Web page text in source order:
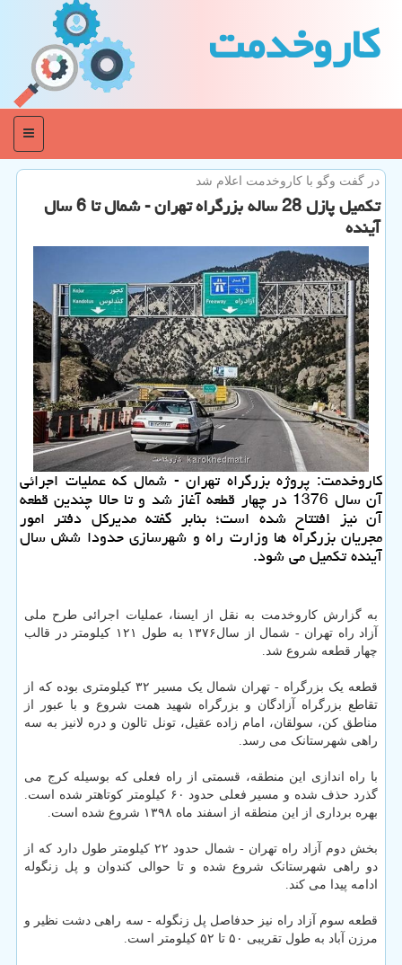
كاروخدمت
منو
در گفت وگو با كاروخدمت اعلام شد
تکمیل پازل 28 ساله بزرگراه تهران - شمال تا 6 سال
آینده
کاروخدمت: پروژه بزرگراه تهران - شمال که عملیات اجرائی
آن سال 1376 در چهار قطعه آغاز شد و تا حالا چندین قطعه
آن نیز افتتاح شده است؛ بنابر گفته مدیرکل دفتر امور
مجریان بزرگراه ها وزارت راه و شهرسازی حدودا شش سال
آینده تکمیل می شود.
به گزارش کاروخدمت به نقل از ایسنا، عملیات اجرائی طرح ملی
آزاد راه تهران - شمال از سال۱۳۷۶ به طول ۱۲۱ کیلومتر در قالب
چهار قطعه شروع شد.
قطعه یک بزرگراه - تهران شمال یک مسیر ۳۲ کیلومتری بوده که از
تقاطع بزرگراه آزادگان و بزرگراه شهید همت شروع و با عبور از
مناطق کن، سولقان، امام زاده عقیل، تونل تالون و دره لانیز به سه
راهی شهرستانک می رسد.
با راه اندازی این منطقه، قسمتی از راه فعلی که بوسیله کرج می
گذرد حذف شده و مسیر فعلی حدود ۶۰ کیلومتر کوتاهتر شده است.
بهره برداری از این منطقه از اسفند ماه ۱۳۹۸ شروع شده است.
بخش دوم آزاد راه تهران - شمال حدود ۲۲ کیلومتر طول دارد که از
دو راهی شهرستانک شروع شده و تا حوالی کندوان و پل زنگوله
ادامه پیدا می کند.
قطعه سوم آزاد راه نیز حدفاصل پل زنگوله - سه راهی دشت نظیر و
مرزن آباد به طول تقریبی ۵۰ تا ۵۲ کیلومتر است.